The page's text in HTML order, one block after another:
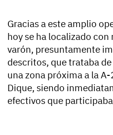
Gracias a este amplio
hoy se ha localizado con
varón, presuntamente
descritos, que trataba
una zona próxima a la
Dique, siendo
efectivos que